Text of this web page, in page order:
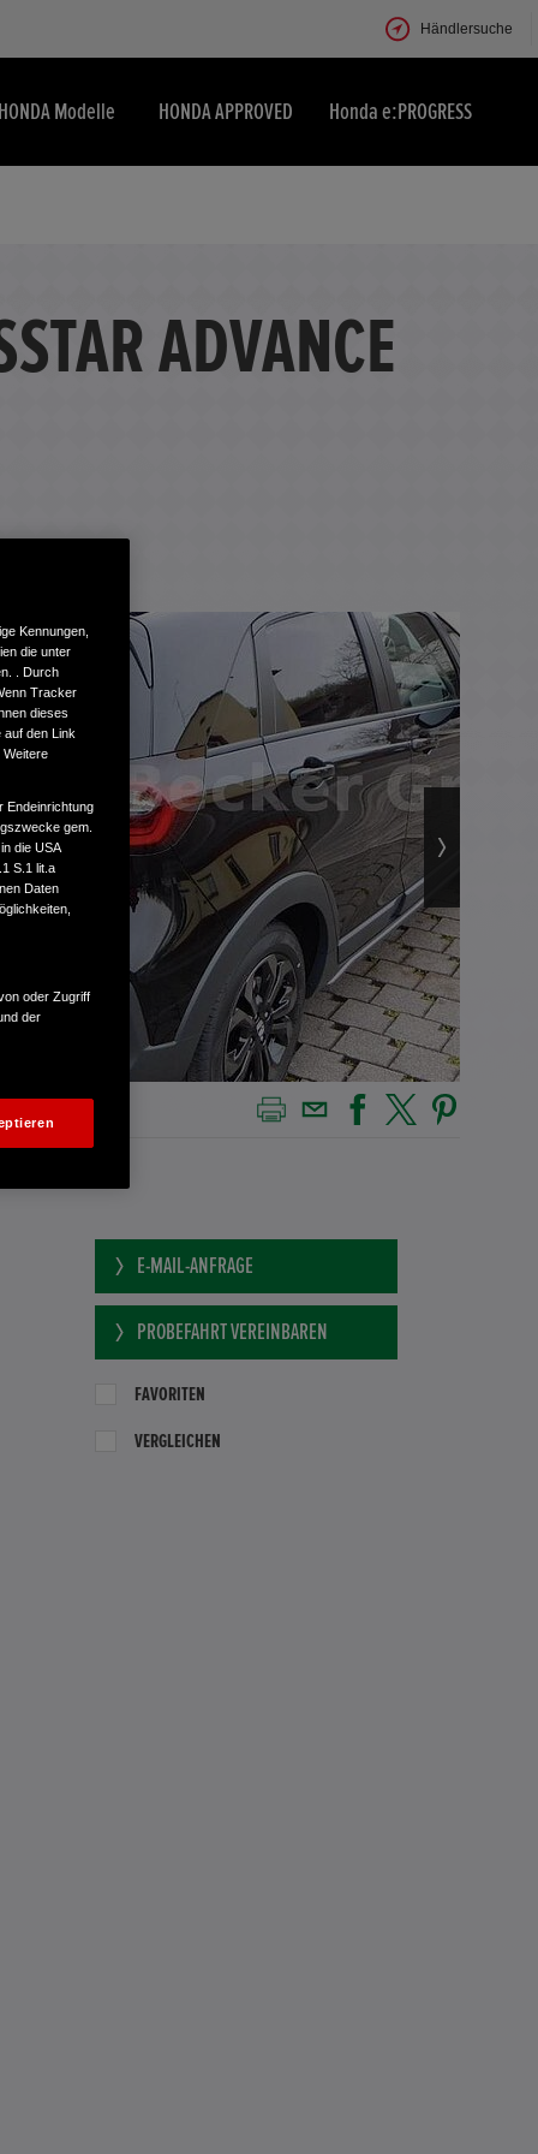
Händlersuche
Modelle HONDA APPROVED Honda e:PROGRESS
ADVANCE
E-MAIL-ANFRAGE
PROBEFAHRT VEREINBAREN
FAVORITEN
VERGLEICHEN
Kennungen,
die unter
. Durch
Tracker
dieses
auf den Link
Weitere
Endeinrichtung
gem.
die USA
S.1 lit.a
Daten
oder Zugriff
der